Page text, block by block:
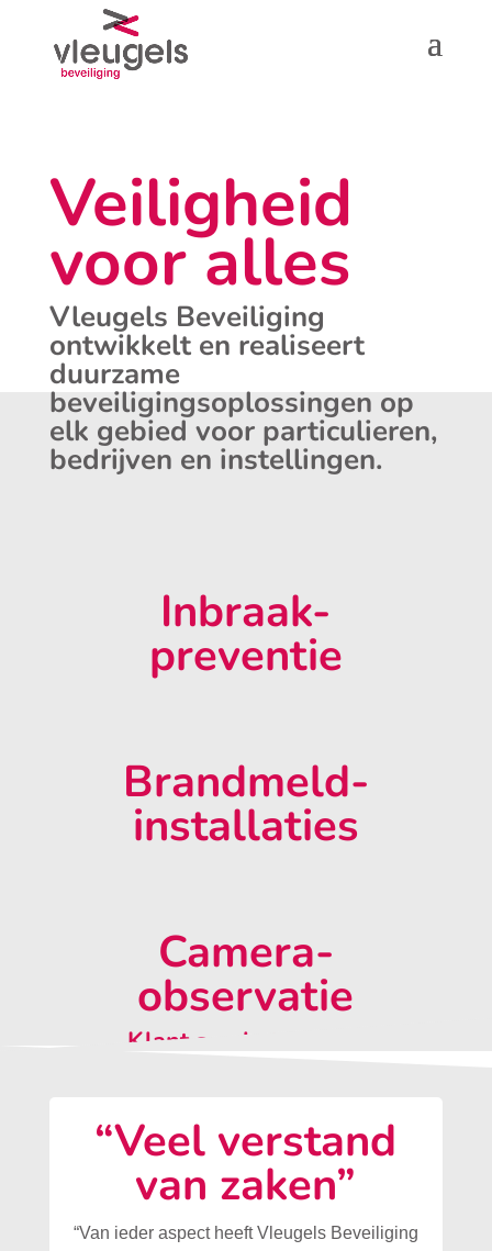
Veiligheid
voor alles
Vleugels Beveiliging
ontwikkelt en realiseert
duurzame
beveiligingsoplossingen op
elk gebied voor particulieren,
bedrijven en instellingen.
Inbraak-
preventie
Brandmeld-
installaties
Camera-
observatie
Klant aan het woord:
“Veel verstand
van zaken”
“Van ieder aspect heeft Vleugels Beveiliging